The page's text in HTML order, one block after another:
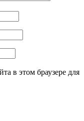
в этом браузере для